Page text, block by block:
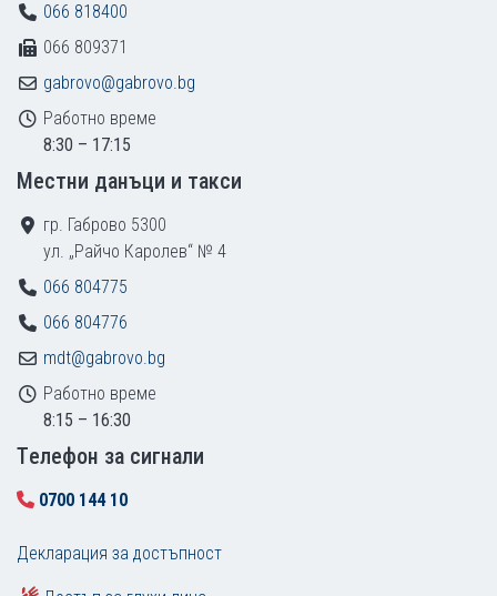
066 818400
066 809371
gabrovo@gabrovo.bg
Работно време
8:30 – 17:15
Местни данъци и такси
гр. Габрово 5300
ул. „Райчо Каролев“ № 4
066 804775
066 804776
mdt@gabrovo.bg
Работно време
8:15 – 16:30
Tелефон за сигнали
0700 144 10
Декларация за достъпност